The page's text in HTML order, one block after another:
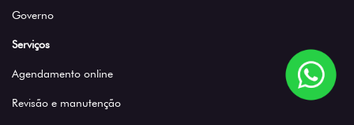
Governo
Serviços
Agendamento online
Revisão e manutenção